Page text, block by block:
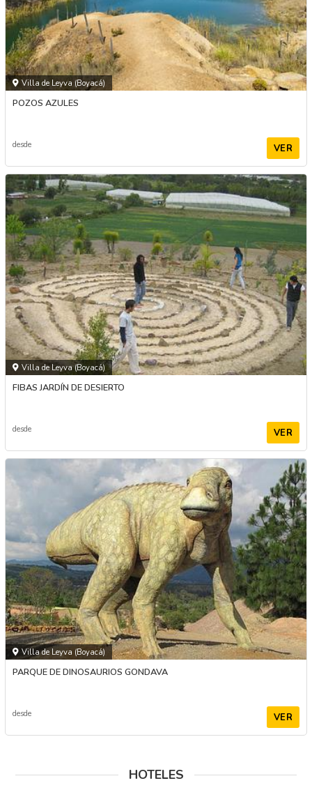
Villa de Leyva (Boyacá)
POZOS AZULES
desde VER
Villa de Leyva (Boyacá)
FIBAS JARDÍN DE DESIERTO
desde VER
Villa de Leyva (Boyacá)
PARQUE DE DINOSAURIOS GONDAVA
desde VER
HOTELES